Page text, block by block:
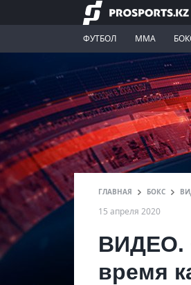
ФУТБОЛ ММА
ГЛАВНАЯ БОКС
15 апреля 2020
ВИДЕО.
время